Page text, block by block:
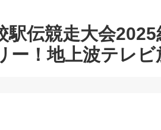
駅伝競走大会
ー！地上波テレ